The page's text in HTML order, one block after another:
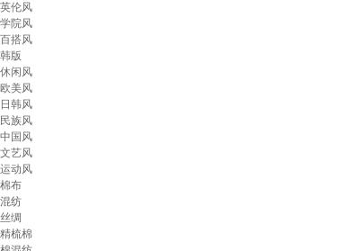
英伦风
学院风
百搭风
韩版
休闲风
欧美风
日韩风
民族风
中国风
文艺风
运动风
棉布
混纺
丝绸
精梳棉